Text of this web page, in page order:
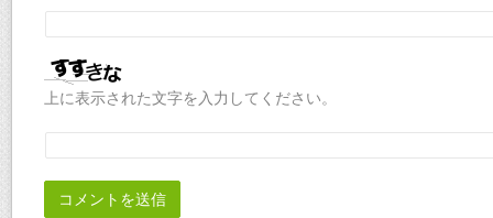
上に表示された文字を入力してください。